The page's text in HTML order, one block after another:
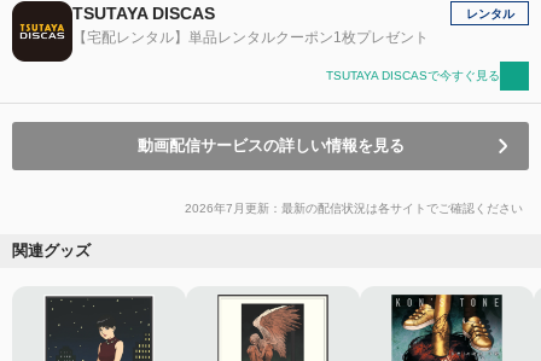
TSUTAYA DISCAS
【宅配レンタル】単品レンタルクーポン1枚プレゼント
レンタル
TSUTAYA DISCASで今すぐ見る
動画配信サービスの詳しい情報を見る
2026年7月更新：最新の配信状況は各サイトでご確認ください
関連グッズ